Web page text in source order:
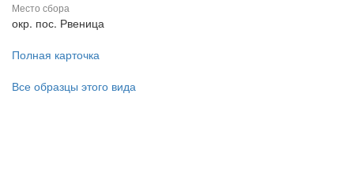
Место сбора
окр. пос. Рвеница
Полная карточка
Все образцы этого вида